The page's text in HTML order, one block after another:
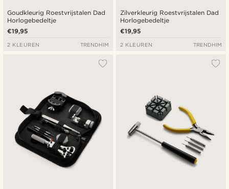
Goudkleurig Roestvrijstalen Dad
Horlogebedeltje
€19,95
2 KLEUREN TRENDHIM
Zilverkleurig Roestvrijstalen Dad
Horlogebedeltje
€19,95
2 KLEUREN TRENDHIM